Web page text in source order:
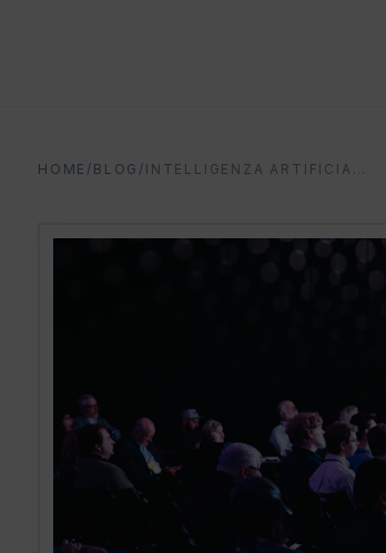
HOME / BLOG / INTELLIGENZA ARTIFICIALE EVENTI: LA GUIDA 2025